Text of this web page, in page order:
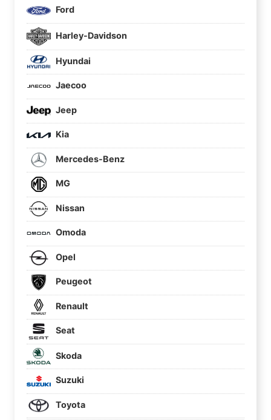
Ford
Harley-Davidson
Hyundai
Jaecoo
Jeep
Kia
Mercedes-Benz
MG
Nissan
Omoda
Opel
Peugeot
Renault
Seat
Skoda
Suzuki
Toyota